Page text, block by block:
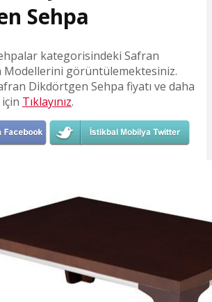
Sehpa
kategorisindeki Safran
Modellerini görüntülemektesiniz.
Dikdörtgen Sehpa fiyatı ve daha
Tıklayınız.